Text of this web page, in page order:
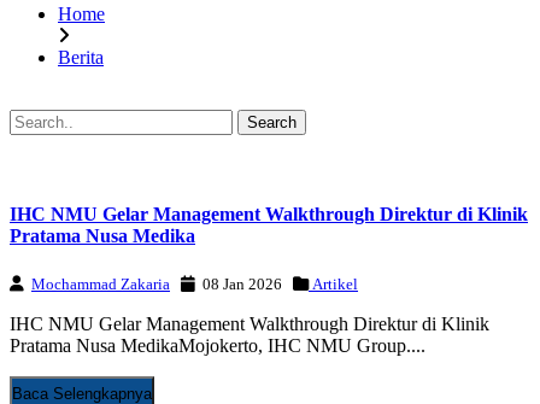
Home
Berita
Search
IHC NMU Gelar Management Walkthrough Direktur di Klinik
Pratama Nusa Medika
Mochammad Zakaria 08 Jan 2026 Artikel
IHC NMU Gelar Management Walkthrough Direktur di Klinik
Pratama Nusa MedikaMojokerto, IHC NMU Group....
Baca Selengkapnya